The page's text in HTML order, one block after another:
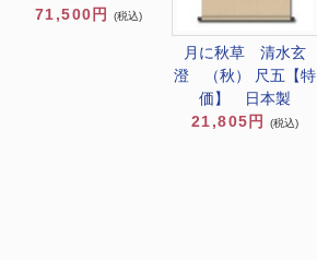
71,500円
(税込)
月に秋草 清水玄
澄 （秋） 尺五【特
価】 日本製
21,805円
(税込)